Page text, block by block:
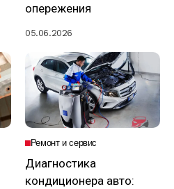
опережения
05.06.2026
Ремонт и сервис
Диагностика
кондиционера авто: